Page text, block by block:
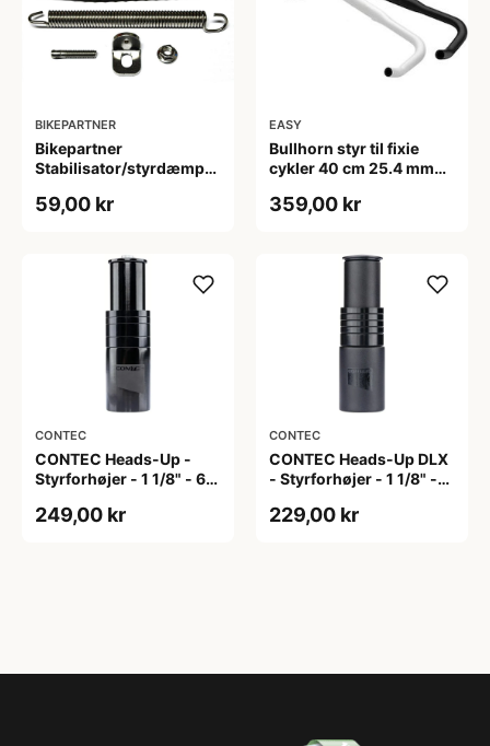
BIKEPARTNER
Bikepartner
Stabilisator/styrdæmper
59,00 kr
EASY
Bullhorn styr til fixie
cykler 40 cm 25.4 mm
359,00 kr
CONTEC
CONTEC Heads-Up -
Styrforhøjer - 1 1/8" - 67
249,00 kr
CONTEC
CONTEC Heads-Up DLX
- Styrforhøjer - 1 1/8" -
229,00 kr